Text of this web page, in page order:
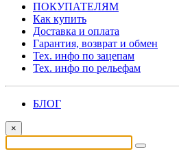
ПОКУПАТЕЛЯМ
Как купить
Доставка и оплата
Гарантия, возврат и обмен
Тех. инфо по зацепам
Тех. инфо по рельефам
БЛОГ
×